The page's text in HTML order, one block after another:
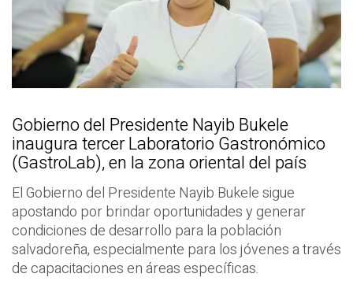
Gobierno del Presidente Nayib Bukele
inaugura tercer Laboratorio Gastronómico
(GastroLab), en la zona oriental del país
El Gobierno del Presidente Nayib Bukele sigue
apostando por brindar oportunidades y generar
condiciones de desarrollo para la población
salvadoreña, especialmente para los jóvenes a través
de capacitaciones en áreas específicas.